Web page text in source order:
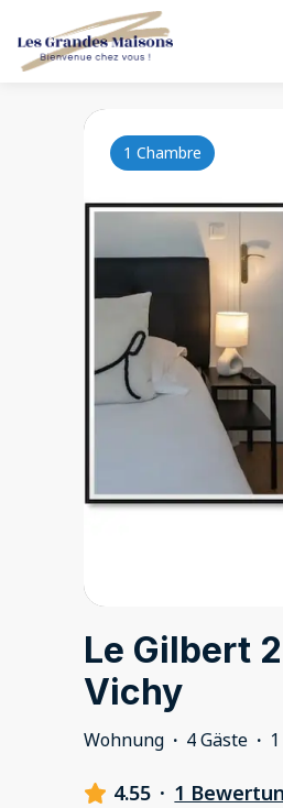
1 Chambre
Le Gilbert
Vichy
Wohnung · 4 Gäste ·
4.55 · 1